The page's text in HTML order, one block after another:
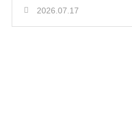
2026.07.17